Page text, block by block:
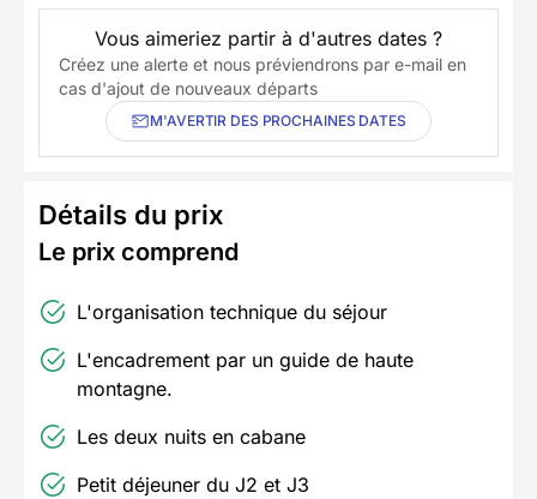
Vous aimeriez partir à d'autres dates ?
Créez une alerte et nous préviendrons par e-mail en
cas d'ajout de nouveaux départs
M'AVERTIR DES PROCHAINES DATES
Détails du prix
Le prix comprend
L'organisation technique du séjour
L'encadrement par un guide de haute
montagne.
Les deux nuits en cabane
Petit déjeuner du J2 et J3